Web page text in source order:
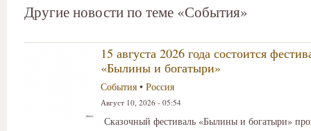
Другие новости по теме «События»
15 августа 2026 года состоится
«Былины и богатыри»
События • Россия
Август 10, 2026 - 05:54
Сказочный фестиваль «Былины и богатыри»